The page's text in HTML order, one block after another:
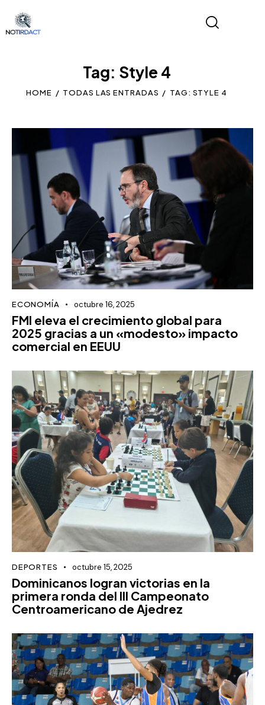
Tag: Style 4
HOME TODAS LAS ENTRADAS TAG: STYLE 4
ECONOMÍA octubre 16, 2025
FMI eleva el crecimiento global para
2025 gracias a un «modesto» impacto
comercial en EEUU
DEPORTES octubre 15, 2025
Dominicanos logran victorias en la
primera ronda del III Campeonato
Centroamericano de Ajedrez